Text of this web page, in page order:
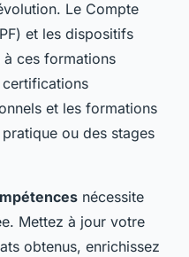
Le Compte
et les dispositifs
ces formations
et les formations
ou des stages
nécessite
Mettez à jour votre
obtenus, enrichissez